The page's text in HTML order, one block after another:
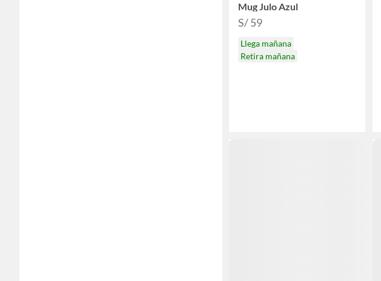
Mug Julo Azul
S/ 59
Llega mañana
Retira mañana